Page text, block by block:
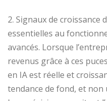
2. Signaux de croissance
essentielles au
avancés. Lorsque
revenus grâce à ces
en IA est réelle et
tendance de fond, et non